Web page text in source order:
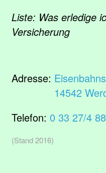
Liste: Was erledige
Versicherung
Adresse:
14542
Telefon: 0 33 27/4
(Stand 2016)